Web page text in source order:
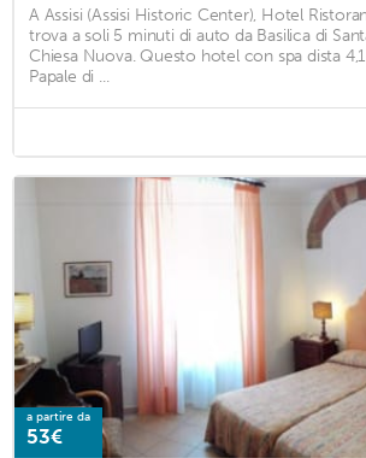
A Assisi (Assisi Historic Center), Hotel
trova a soli 5 minuti di auto da Basilica di
Chiesa Nuova. Questo hotel con spa dista
Papale di ...
a partire da
53€